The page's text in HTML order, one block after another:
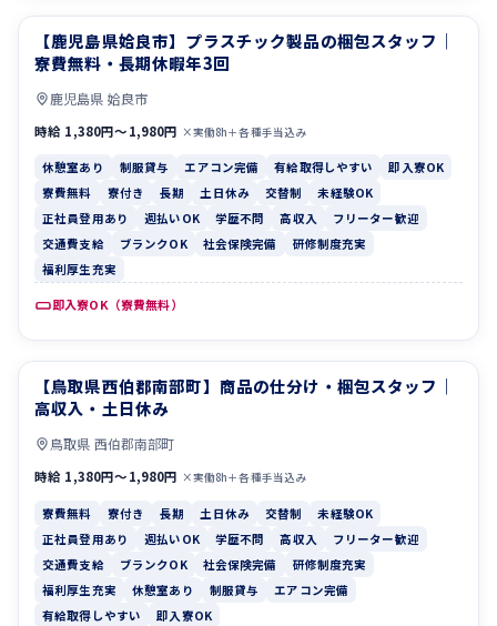
休憩室あり 制服貸与
【鹿児島県姶良市】プラスチック製品の梱包スタッフ｜
寮費無料・長期休暇年3回
鹿児島県 姶良市
時給 1,380円〜1,980円 ×実働8h＋各種手当込み
休憩室あり 制服貸与 エアコン完備 有給取得しやすい
即入寮OK
寮費無料
寮付き 長期 土日休み 交替制
未経験OK
正社員登用あり
週払いOK 学歴不問 高収入
フリーター歓迎
交通費支給
ブランクOK 社会保険完備
研修制度充実
福利厚生充実
即入寮OK（寮費無料）
寮費無料 寮付き
【鳥取県西伯郡南部町】商品の仕分け・梱包スタッフ｜
高収入・土日休み
鳥取県 西伯郡南部町
時給 1,380円〜1,980円 ×実働8h＋各種手当込み
寮費無料 寮付き 長期 土日休み 交替制
未経験OK
正社員登用あり
週払いOK 学歴不問 高収入
フリーター歓迎
交通費支給
ブランクOK 社会保険完備
研修制度充実
福利厚生充実
休憩室あり 制服貸与
エアコン完備
有給取得しやすい
即入寮OK